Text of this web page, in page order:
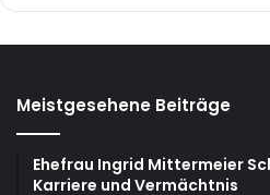
Meistgesehene Beiträge
Ehefrau Ingrid Mittermeier
Karriere und Vermächtnis